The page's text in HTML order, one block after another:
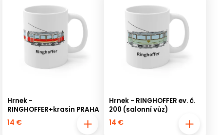
Meistverkauft
Alphabetisch
Hrnek -
RINGHOFFER+krasin PRAHA
14 €
Hrnek - RINGHOFFER ev. č.
200 (salonní vůz)
14 €